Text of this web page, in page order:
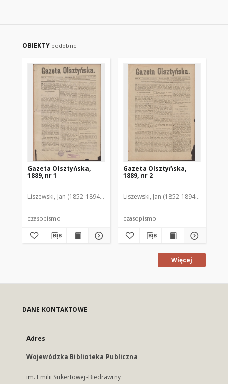
OBIEKTY podobne
Gazeta Olsztyńska,
1889, nr 1
Liszewski, Jan (1852-1894). Red.
czasopismo
Gazeta Olsztyńska,
1889, nr 2
Liszewski, Jan (1852-1894). Red.
czasopismo
Więcej
DANE KONTAKTOWE
Adres
Wojewódzka Biblioteka Publiczna
im. Emilii Sukertowej-Biedrawiny